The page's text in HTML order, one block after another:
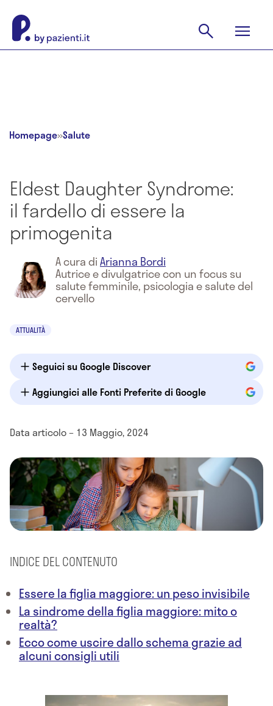
Homepage»Salute
Eldest Daughter Syndrome:
il fardello di essere la
primogenita
A cura diArianna Bordi
Autrice e divulgatrice con un focus su
salute femminile, psicologia e salute del
cervello
ATTUALITÀ
Seguici su Google Discover
Aggiungici alle Fonti Preferite di Google
Data articolo – 13 Maggio, 2024
INDICE DEL CONTENUTO
Essere la figlia maggiore: un peso invisibile
La sindrome della figlia maggiore: mito o
realtà?
Ecco come uscire dallo schema grazie ad
alcuni consigli utili